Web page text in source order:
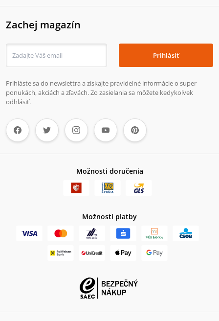
Zachej magazín
Prihlásiť
Prihláste sa do newslettra a získajte pravidelné informácie o super
ponukách, akciách a zľavách. Zo zasielania sa môžete kedykoľvek
odhlásiť.
Možnosti doručenia
Možnosti platby